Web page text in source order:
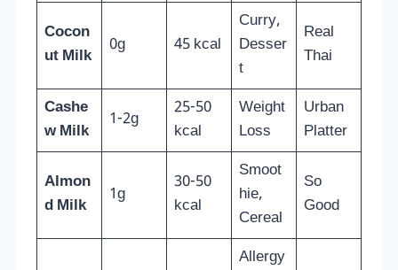
Cocon
ut Milk
0g 45 kcal
Curry,
Desser
t
Real
Thai
Cashe
w Milk
1-2g
25-50
kcal
Weight
Loss
Urban
Platter
Almon
d Milk
1g
30-50
kcal
Smoot
hie,
Cereal
So
Good
Allergy